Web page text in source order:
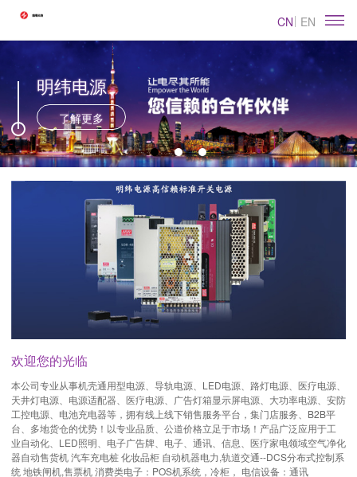
CN EN
明纬电源
了解更多
欢迎您的光临
本公司专业从事机壳通用型电源、导轨电源、LED电源、路灯电源、医疗电源、
天井灯电源、电源适配器、医疗电源、广告灯箱显示屏电源、大功率电源、安防
工控电源、电池充电器等，拥有线上线下销售服务平台，集门店服务、B2B平
台、多地货仓的优势！以专业品质、公道价格立足于市场！产品广泛应用于工
业自动化、LED照明、电子广告牌、电子、通讯、信息、医疗家电领域空气净化
器自动售货机 汽车充电桩 化妆品柜 自动机器电力,轨道交通--DCS分布式控制系
统 地铁闸机,售票机 消费类电子：POS机系统，冷柜， 电信设备：通讯